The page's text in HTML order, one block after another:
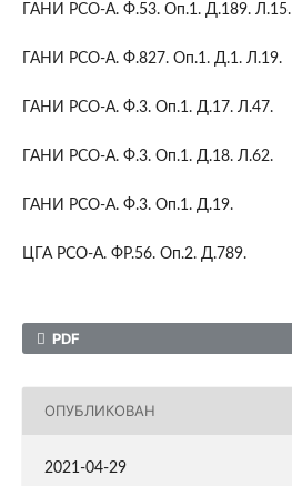
ГАНИ РСО-А. Ф.53. Оп.1. Д.189. Л.15.
ГАНИ РСО-А. Ф.827. Оп.1. Д.1. Л.19.
ГАНИ РСО-А. Ф.3. Оп.1. Д.17. Л.47.
ГАНИ РСО-А. Ф.3. Оп.1. Д.18. Л.62.
ГАНИ РСО-А. Ф.3. Оп.1. Д.19.
ЦГА РСО-А. ФР.56. Оп.2. Д.789.
PDF
ОПУБЛИКОВАН
2021-04-29